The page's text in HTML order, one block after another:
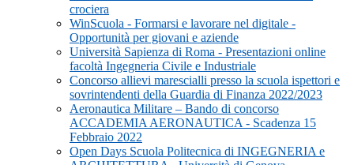
crociera
WinScuola - Formarsi e lavorare nel digitale -
Opportunità per giovani e aziende
Università Sapienza di Roma - Presentazioni online
facoltà Ingegneria Civile e Industriale
Concorso allievi marescialli presso la scuola ispettori e
sovrintendenti della Guardia di Finanza 2022/2023
Aeronautica Militare – Bando di concorso
ACCADEMIA AERONAUTICA - Scadenza 15
Febbraio 2022
Open Days Scuola Politecnica di INGEGNERIA e